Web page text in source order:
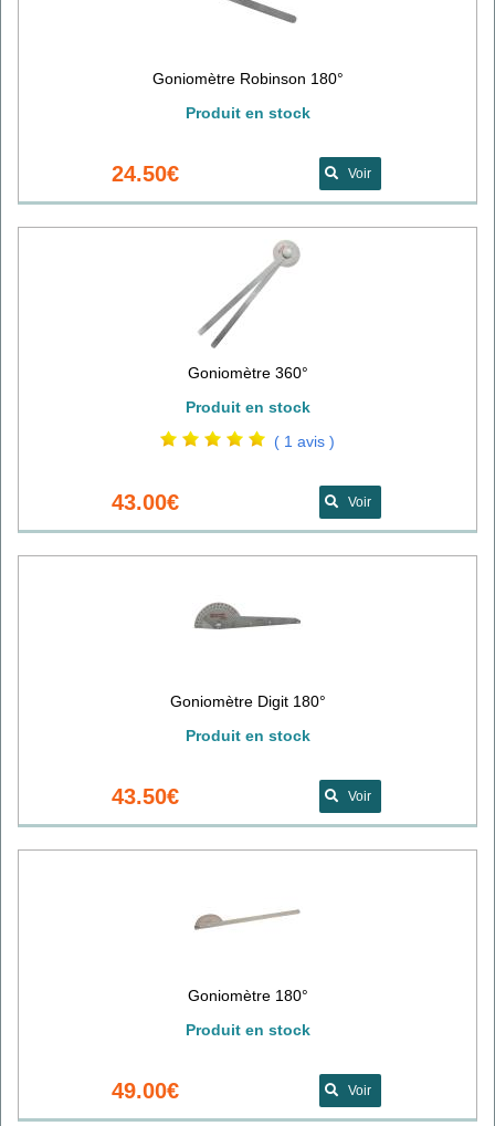
Goniomètre Robinson 180°
Produit en stock
24.50€ Voir
Goniomètre 360°
Produit en stock
( 1 avis )
43.00€ Voir
Goniomètre Digit 180°
Produit en stock
43.50€ Voir
Goniomètre 180°
Produit en stock
49.00€ Voir